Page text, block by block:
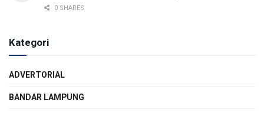
0 SHARES
Kategori
ADVERTORIAL
BANDAR LAMPUNG